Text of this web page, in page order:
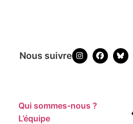
Nous suivre
Qui sommes-nous ?
L’équipe